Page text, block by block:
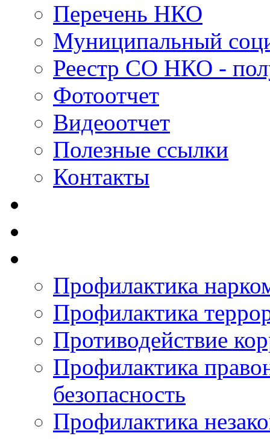
Перечень НКО
Муниципальный
Реестр СО НКО -
Фотоотчет
Видеоотчет
Полезные ссылки
Контакты
Профилактика
Профилактика
Противодействие
Профилактика
безопасность
Профилактика